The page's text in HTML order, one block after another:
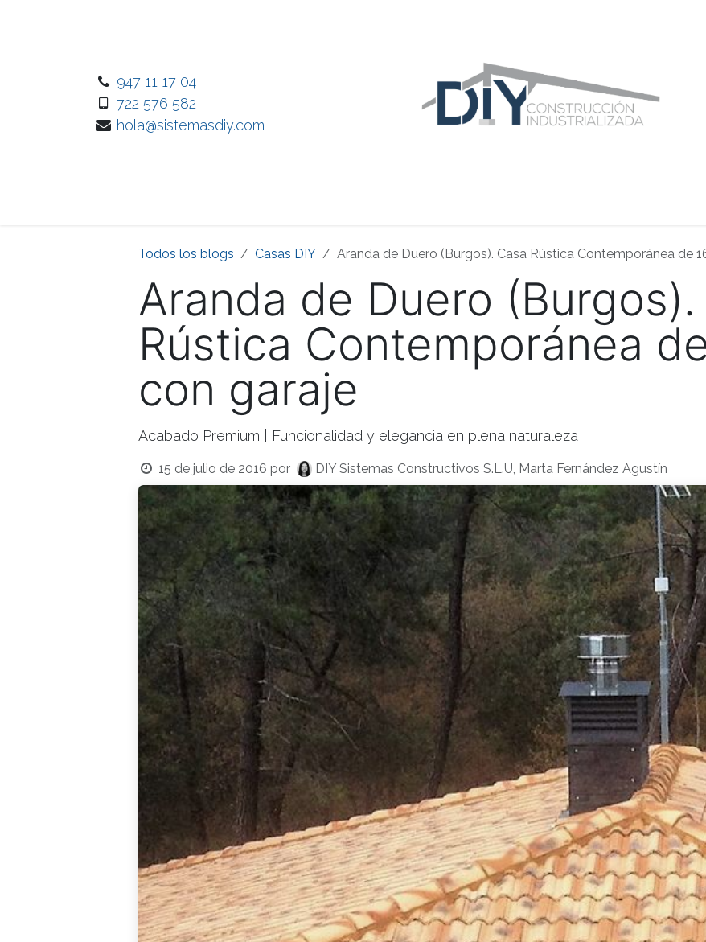
947 11 17 04
722 576 582
hola@sistemasdiy.com
Todos los blogs Casas DIY Aranda de Duero (Burgos). Casa Rústica Contemporánea de
Aranda de Duero (Burgos).
Rústica Contemporánea
con garaje
Acabado Premium | Funcionalidad y elegancia en plena naturaleza
15 de julio de 2016 por DIY Sistemas Constructivos S.L.U, Marta Fernández Agustín